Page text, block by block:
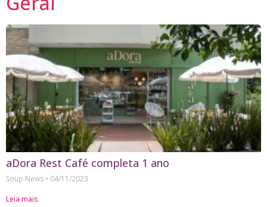
aDora Rest Café completa 1 ano
Soup News
04/11/2023
Leia mais